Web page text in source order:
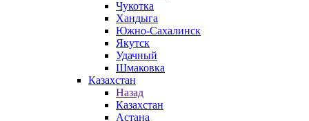
Чукотка
Хандыга
Южно-Сахалинск
Якутск
Удачный
Шмаковка
Казахстан
Назад
Казахстан
Астана